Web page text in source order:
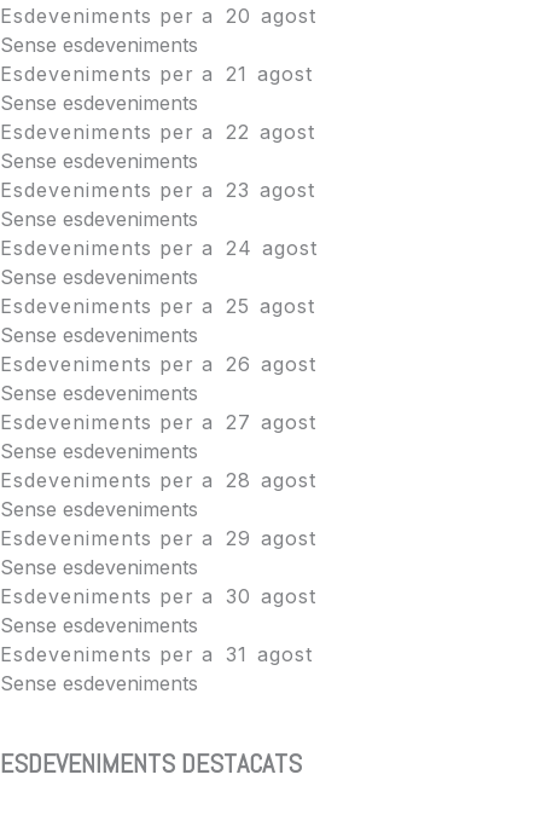
Esdeveniments per a
20 agost
Sense esdeveniments
Esdeveniments per a
21 agost
Sense esdeveniments
Esdeveniments per a
22 agost
Sense esdeveniments
Esdeveniments per a
23 agost
Sense esdeveniments
Esdeveniments per a
24 agost
Sense esdeveniments
Esdeveniments per a
25 agost
Sense esdeveniments
Esdeveniments per a
26 agost
Sense esdeveniments
Esdeveniments per a
27 agost
Sense esdeveniments
Esdeveniments per a
28 agost
Sense esdeveniments
Esdeveniments per a
29 agost
Sense esdeveniments
Esdeveniments per a 30 agost
Sense esdeveniments
Esdeveniments per a 31 agost
Sense esdeveniments
ESDEVENIMENTS DESTACATS